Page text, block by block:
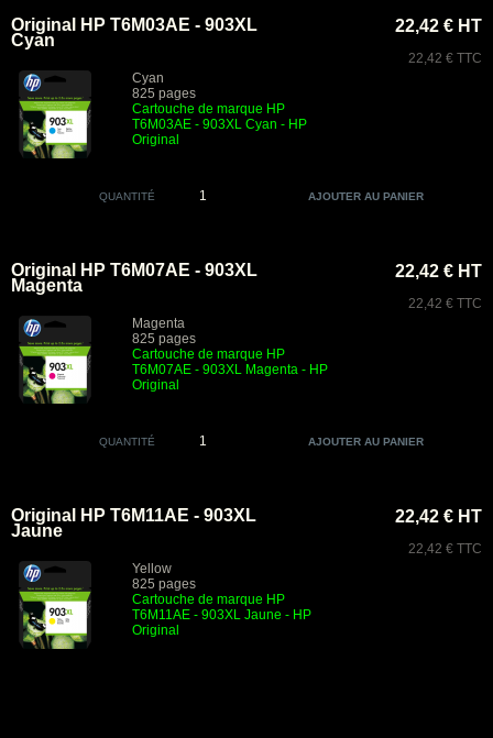
Original HP T6M03AE - 903XL
Cyan
Cyan
825 pages
Cartouche de marque HP
T6M03AE - 903XL Cyan - HP
Original
22,42 € HT
22,42 € TTC
QUANTITÉ
Original HP T6M07AE - 903XL
Magenta
Magenta
825 pages
Cartouche de marque HP
T6M07AE - 903XL Magenta - HP
Original
22,42 € HT
22,42 € TTC
QUANTITÉ
Original HP T6M11AE - 903XL
Jaune
Yellow
825 pages
Cartouche de marque HP
T6M11AE - 903XL Jaune - HP
Original
22,42 € HT
22,42 € TTC